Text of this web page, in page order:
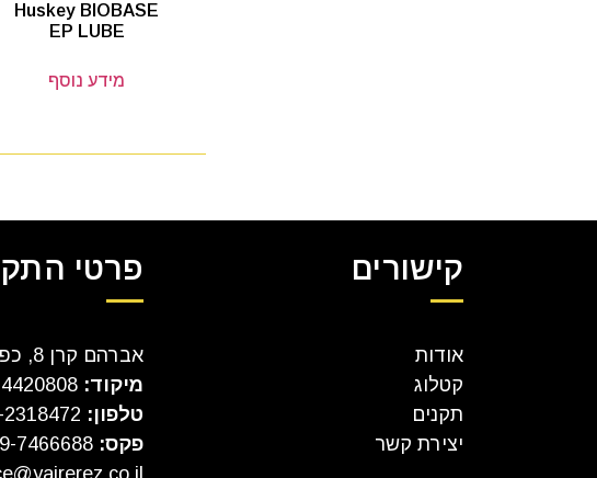
Huskey BIOBASE
EP LUBE
מידע נוסף
קישורים
אודות
קטלוג
תקנים
יצירת קשר
פרטי
אברהם קרן 8, כפר סבא
מיקוד:
טלפון:
פקס: 7466688